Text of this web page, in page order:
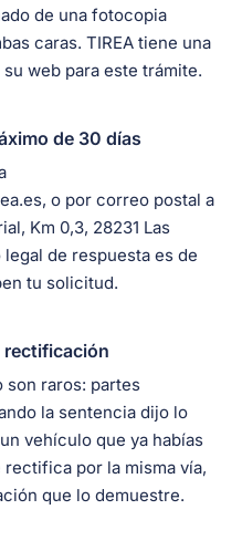
de una fotocopia
caras. TIREA tiene una
web para este trámite.
de 30 días
o por correo postal a
Km 0,3, 28231 Las
legal de respuesta es de
tu solicitud.
rectificación
son raros: partes
la sentencia dijo lo
vehículo que ya habías
por la misma vía,
que lo demuestre.